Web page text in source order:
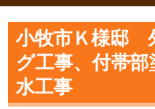
小牧市Ｋ様邸
グ工事、付帯
水工事